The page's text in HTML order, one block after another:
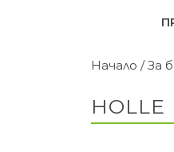
Начало /За